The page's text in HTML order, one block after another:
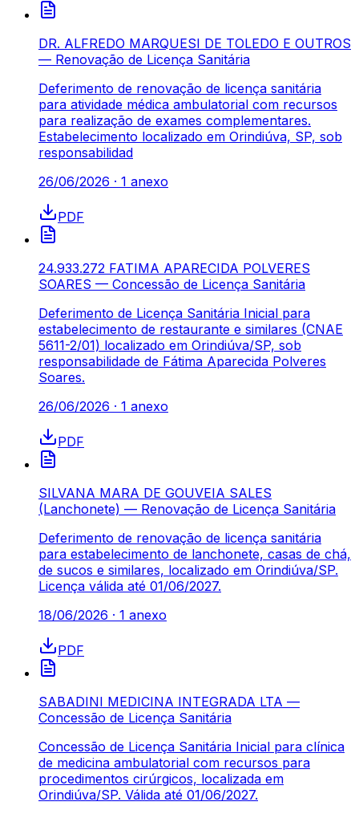
DR. ALFREDO MARQUESI DE TOLEDO E OUTROS
— Renovação de Licença Sanitária
Deferimento de renovação de licença sanitária
para atividade médica ambulatorial com recursos
para realização de exames complementares.
Estabelecimento localizado em Orindiúva, SP, sob
responsabilidad
26/06/2026 · 1 anexo
PDF
24.933.272 FATIMA APARECIDA POLVERES
SOARES — Concessão de Licença Sanitária
Deferimento de Licença Sanitária Inicial para
estabelecimento de restaurante e similares (CNAE
5611-2/01) localizado em Orindiúva/SP, sob
responsabilidade de Fátima Aparecida Polveres
Soares.
26/06/2026 · 1 anexo
PDF
SILVANA MARA DE GOUVEIA SALES
(Lanchonete) — Renovação de Licença Sanitária
Deferimento de renovação de licença sanitária
para estabelecimento de lanchonete, casas de chá,
de sucos e similares, localizado em Orindiúva/SP.
Licença válida até 01/06/2027.
18/06/2026 · 1 anexo
PDF
SABADINI MEDICINA INTEGRADA LTA —
Concessão de Licença Sanitária
Concessão de Licença Sanitária Inicial para clínica
de medicina ambulatorial com recursos para
procedimentos cirúrgicos, localizada em
Orindiúva/SP. Válida até 01/06/2027.